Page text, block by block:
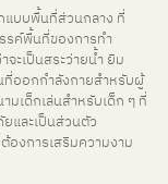
แบบพื้นที่ส่วนกลาง ที่
รค์พื้นที่ของการทำ
ะเป็นสระว่ายน้ำ ยิม
ที่ออกกำลังกายสำหรับผู้
เด็กเล่นสำหรับเด็ก ๆ ที่
และเป็นส่วนตัว
งการเสริมความงาม